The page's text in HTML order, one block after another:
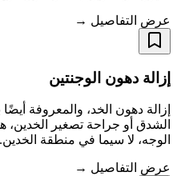
عرض التفاصيل →
إزالة دهون الوجنتين
إزالة دهون الخد، والمعروفة
الشدق أو جراحة تصغير
الوجه، لا سيما في منطقة
عرض التفاصيل →